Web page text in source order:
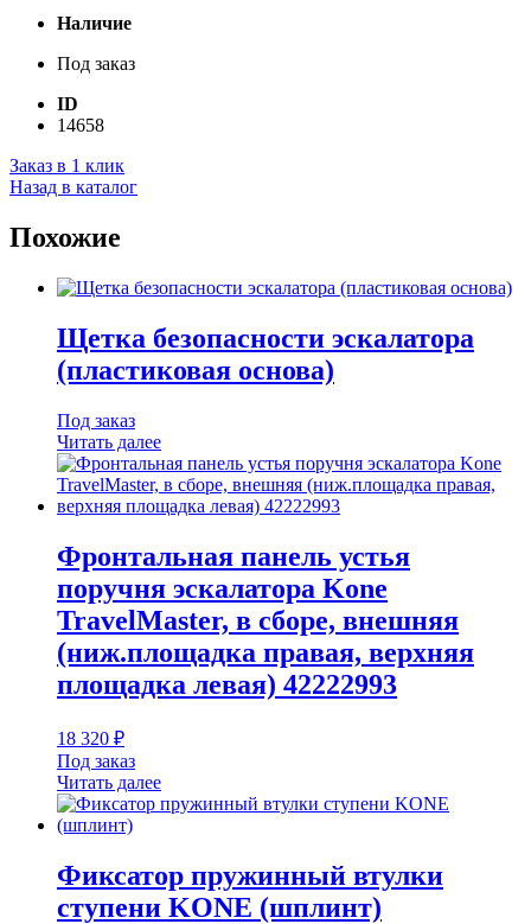
Наличие
Под заказ
ID
14658
Заказ в 1 клик
Назад в каталог
Похожие
Щетка безопасности эскалатора
(пластиковая основа)
Под заказ
Читать далее
Фронтальная панель устья
поручня эскалатора Kone
TravelMaster, в сборе, внешняя
(ниж.площадка правая, верхняя
площадка левая) 42222993
18 320 ₽
Под заказ
Читать далее
Фиксатор пружинный втулки
ступени KONE (шплинт)